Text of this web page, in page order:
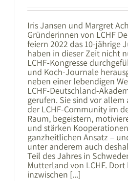
Iris Jansen und Margret
Gründerinnen von LCHF
feiern 2022 das 10-jährige
haben in dieser Zeit nicht
LCHF-Kongresse
und Koch-Journale
neben einer lebendigen
LCHF-Deutschland-
gerufen. Sie sind vor allem
der LCHF-Community im
Raum, begeistern,
und stärken
ganzheitlichen Ansatz –
unter anderem auch
Teil des Jahres in
Mutterland von LCHF. Dort
inzwischen [...]